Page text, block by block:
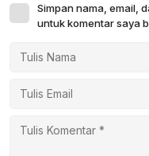
Simpan nama, email,
untuk komentar saya